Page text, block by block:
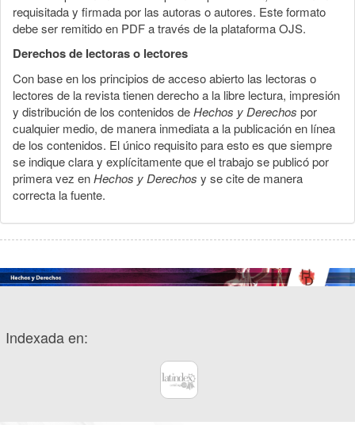
requisitada y firmada por las autoras o autores. Este formato
debe ser remitido en PDF a través de la plataforma OJS.
Derechos de lectoras o lectores
Con base en los principios de acceso abierto las lectoras o
lectores de la revista tienen derecho a la libre lectura, impresión
y distribución de los contenidos deHechos y Derechos por
cualquier medio, de manera inmediata a la publicación en línea
de los contenidos. El único requisito para esto es que siempre
se indique clara y explícitamente que el trabajo se publicó por
primera vez enHechos y Derechos y se cite de manera
correcta la fuente.
Indexada en: